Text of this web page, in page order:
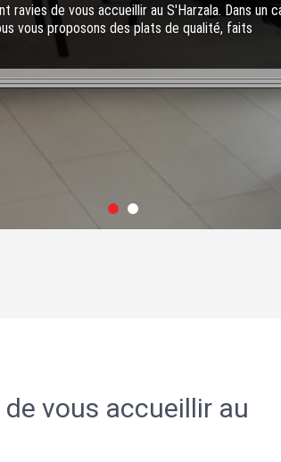
ravies de vous accueillir au S'Harzala. Dans un
vous proposons des plats de qualité, faits
vous accueillir au